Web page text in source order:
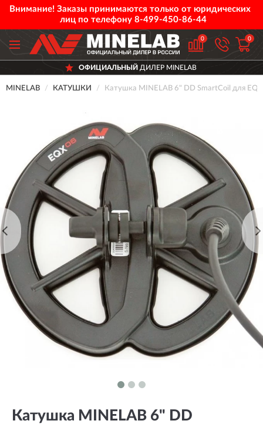
Внимание! Заказы принимаются только от юридических
лиц по телефону 8-499-450-86-44
0 0
ОФИЦИАЛЬНЫЙ ДИЛЕР MINELAB
MINELAB КАТУШКИ Катушка MINELAB 6" DD SmartCoil для
Катушка MINELAB 6" DD